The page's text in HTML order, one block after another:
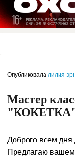
Опубликовала лилия
Мастер
Доброго всем дня
Предлагаю